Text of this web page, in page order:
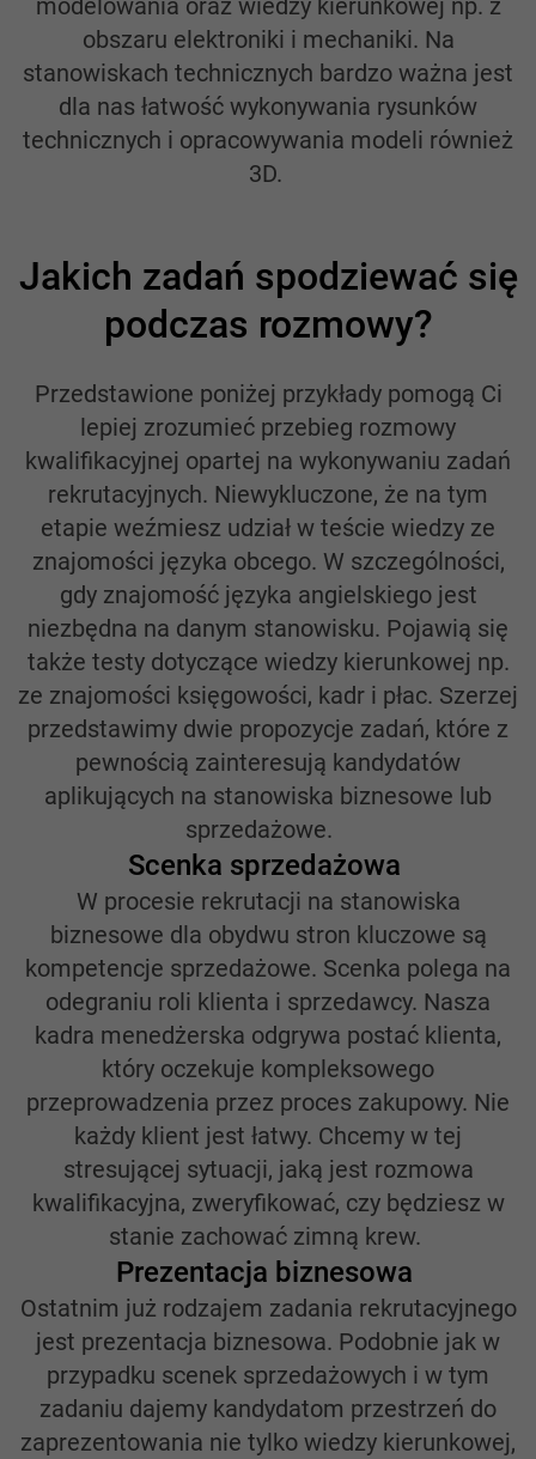
modelowania oraz wiedzy kierunkowej np. z
obszaru elektroniki i mechaniki. Na
stanowiskach technicznych bardzo ważna jest
dla nas łatwość wykonywania rysunków
technicznych i opracowywania modeli również
3D.
Jakich zadań spodziewać się
podczas rozmowy?
Przedstawione poniżej przykłady pomogą Ci
lepiej zrozumieć przebieg rozmowy
kwalifikacyjnej opartej na wykonywaniu zadań
rekrutacyjnych. Niewykluczone, że na tym
etapie weźmiesz udział w teście wiedzy ze
znajomości języka obcego. W szczególności,
gdy znajomość języka angielskiego jest
niezbędna na danym stanowisku. Pojawią się
także testy dotyczące wiedzy kierunkowej np.
ze znajomości księgowości, kadr i płac. Szerzej
przedstawimy dwie propozycje zadań, które z
pewnością zainteresują kandydatów
aplikujących na stanowiska biznesowe lub
sprzedażowe.
Scenka sprzedażowa
W procesie rekrutacji na stanowiska
biznesowe dla obydwu stron kluczowe są
kompetencje sprzedażowe. Scenka polega na
odegraniu roli klienta i sprzedawcy. Nasza
kadra menedżerska odgrywa postać klienta,
który oczekuje kompleksowego
przeprowadzenia przez proces zakupowy. Nie
każdy klient jest łatwy. Chcemy w tej
stresującej sytuacji, jaką jest rozmowa
kwalifikacyjna, zweryfikować, czy będziesz w
stanie zachować zimną krew.
Prezentacja biznesowa
Ostatnim już rodzajem zadania rekrutacyjnego
jest prezentacja biznesowa. Podobnie jak w
przypadku scenek sprzedażowych i w tym
zadaniu dajemy kandydatom przestrzeń do
zaprezentowania nie tylko wiedzy kierunkowej,